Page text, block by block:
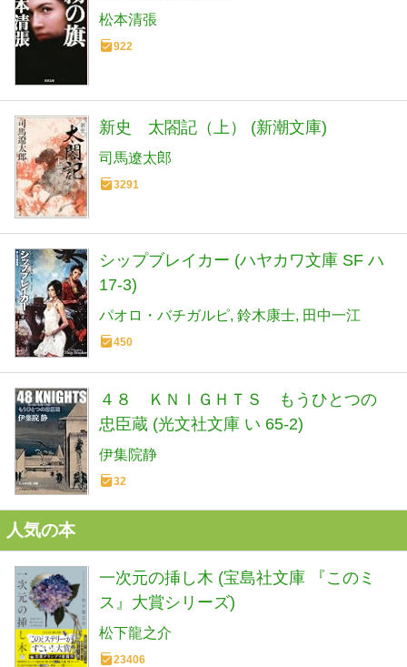
松本清張
922
新史 太閤記（上） (新潮文庫)
司馬遼太郎
3291
シップブレイカー (ハヤカワ文庫 SF ハ
17-3)
パオロ・バチガルピ 鈴木康士 田中一江
450
４８ ＫＮＩＧＨＴＳ もうひとつの
忠臣蔵 (光文社文庫 い 65-2)
伊集院静
32
人気の本
一次元の挿し木 (宝島社文庫 『このミ
ス』大賞シリーズ)
松下龍之介
23406